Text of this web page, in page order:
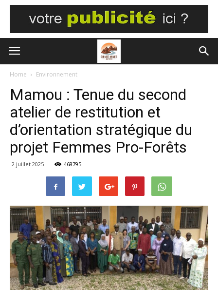
Home Environnement
Mamou : Tenue du second
atelier de restitution et
d’orientation stratégique du
projet Femmes Pro-Forêts
2 juillet 2025 468795